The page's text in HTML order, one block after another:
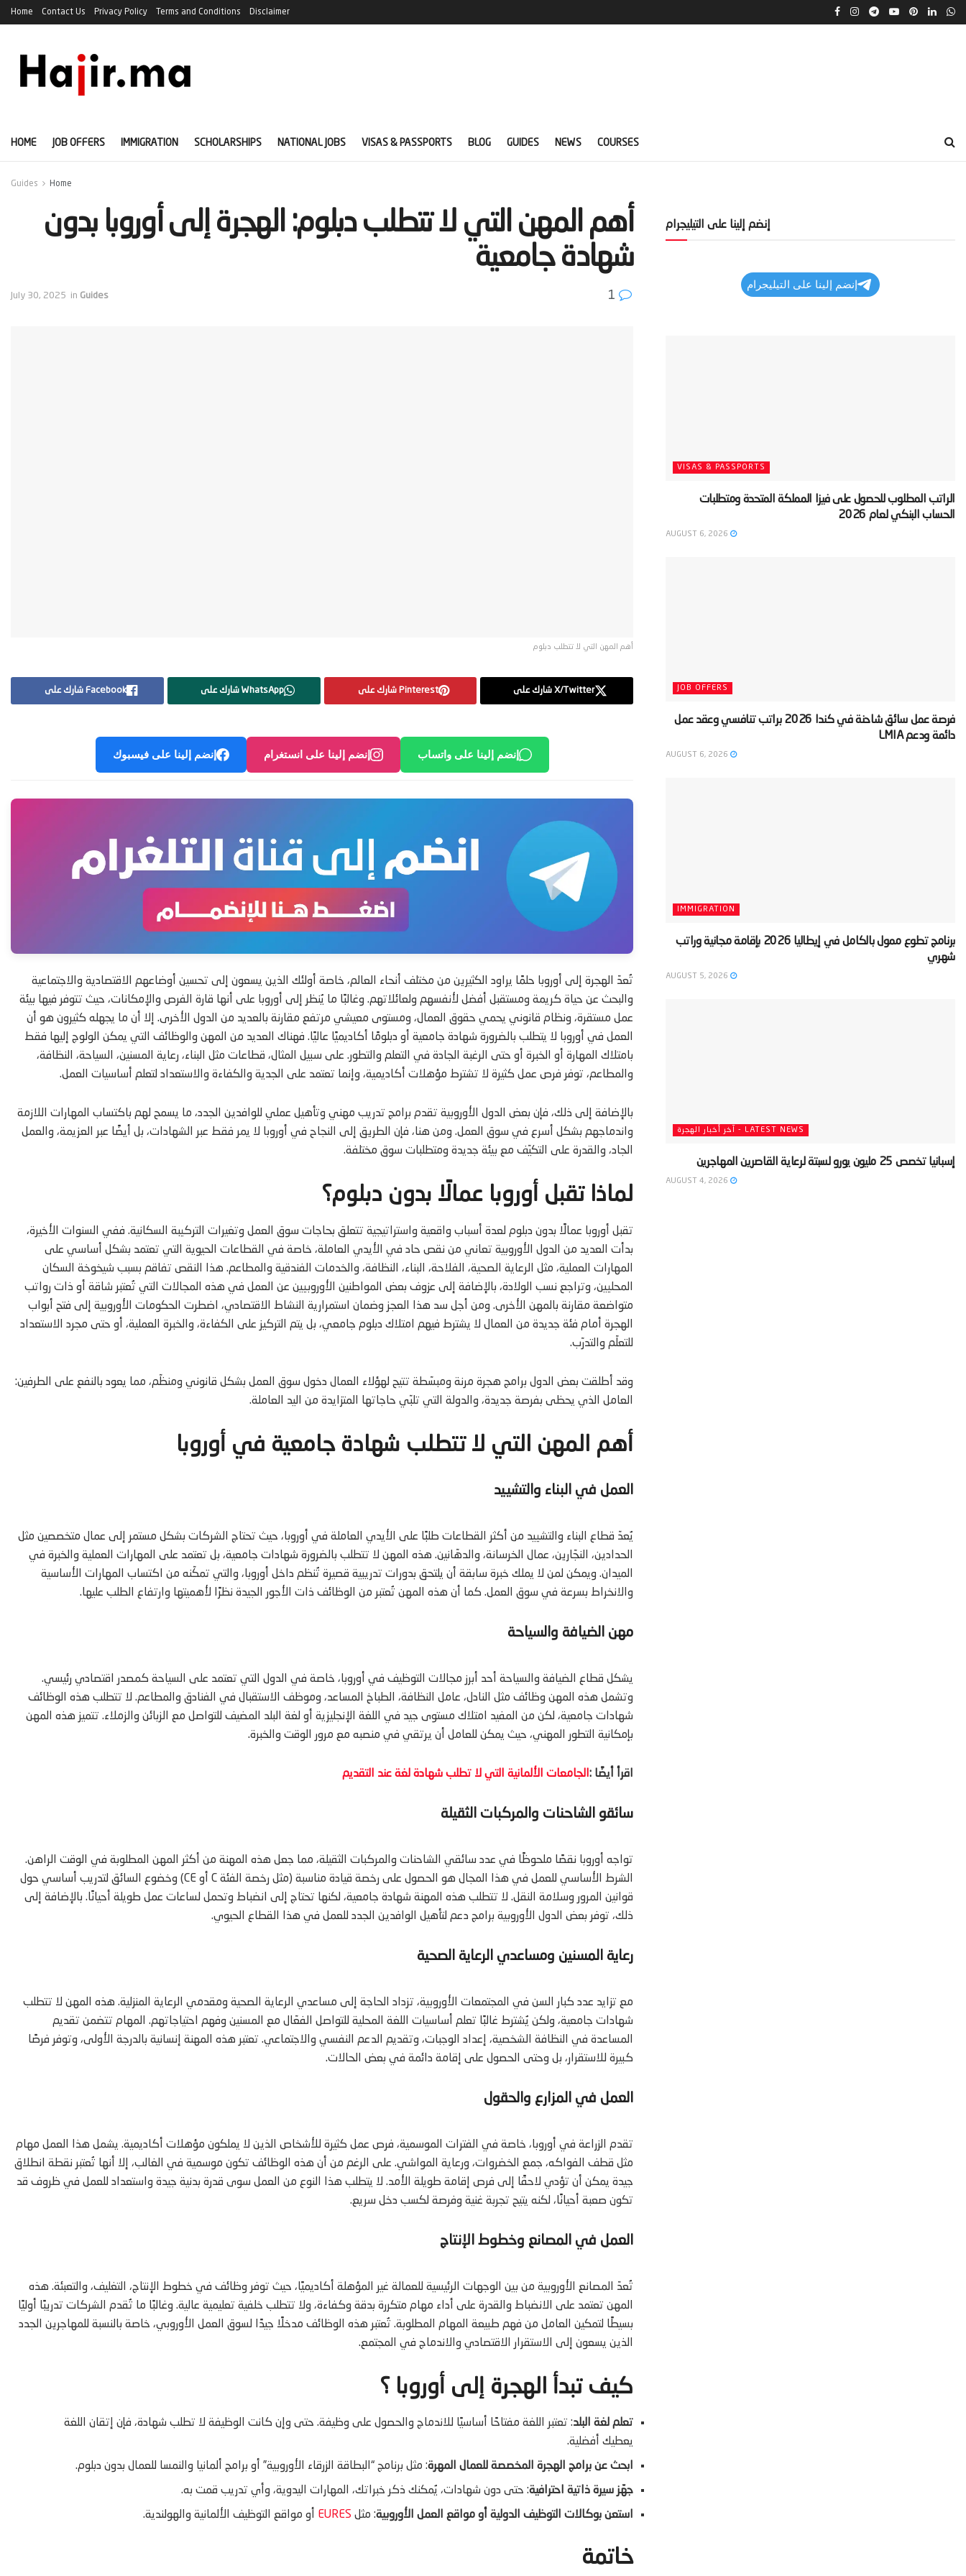
Home Contact Us Privacy Policy Terms and Conditions Disclaimer
HOME JOB OFFERS IMMIGRATION SCHOLARSHIPS NATIONAL JOBS VISAS & PASSPORTS BLOG GUIDES NEWS COURSES
Home
Guides
‫أهم المهن التي لا تتطلب دبلوم: الهجرة إلى أوروبا بدون
شهادة جامعية‬
July 30, 2025 in Guides
أهم المهن التي لا تتطلب دبلوم
Facebook شارك على WhatsApp شارك على Pinterest شارك على X/Twitter شارك على
إنضم إلينا على فيسبوك إنضم إلينا على انستغرام إنضم إلينا على واتساب
تُعدّ الهجرة إلى أوروبا حلمًا يراود الكثيرين من مختلف أنحاء العالم، خاصة أولئك الذين يسعون إلى تحسين أوضاعهم الاقتصادية والاجتماعية
والبحث عن حياة كريمة ومستقبل أفضل لأنفسهم ولعائلاتهم. وغالبًا ما يُنظر إلى أوروبا على أنها قارة الفرص والإمكانات، حيث تتوفر فيها بيئة
عمل مستقرة، ونظام قانوني يحمي حقوق العمال، ومستوى معيشي مرتفع مقارنة بالعديد من الدول الأخرى. إلا أن ما يجهله كثيرون هو أن
العمل في أوروبا لا يتطلب بالضرورة شهادة جامعية أو دبلومًا أكاديميًا عاليًا. فهناك العديد من المهن والوظائف التي يمكن الولوج إليها فقط
بامتلاك المهارة أو الخبرة أو حتى الرغبة الجادة في التعلم والتطور. على سبيل المثال، قطاعات مثل البناء، رعاية المسنين، السياحة، النظافة،
والمطاعم، توفر فرص عمل كثيرة لا تشترط مؤهلات أكاديمية، وإنما تعتمد على الجدية والكفاءة والاستعداد لتعلم أساسيات العمل.
بالإضافة إلى ذلك، فإن بعض الدول الأوروبية تقدم برامج تدريب مهني وتأهيل عملي للوافدين الجدد، ما يسمح لهم باكتساب المهارات اللازمة
واندماجهم بشكل أسرع في سوق العمل. ومن هنا، فإن الطريق إلى النجاح في أوروبا لا يمر فقط عبر الشهادات، بل أيضًا عبر العزيمة، والعمل
الجاد، والقدرة على التكيّف مع بيئة جديدة ومتطلبات سوق مختلفة.
لماذا تقبل أوروبا عمالًا بدون دبلوم؟
تقبل أوروبا عمالًا بدون دبلوم لعدة أسباب واقعية واستراتيجية تتعلق بحاجات سوق العمل وتغيرات التركيبة السكانية. ففي السنوات الأخيرة،
بدأت العديد من الدول الأوروبية تعاني من نقص حاد في الأيدي العاملة، خاصة في القطاعات الحيوية التي تعتمد بشكل أساسي على
المهارات العملية، مثل الرعاية الصحية، الفلاحة، البناء، النظافة، والخدمات الفندقية والمطاعم. هذا النقص تفاقم بسبب شيخوخة السكان
المحليين، وتراجع نسب الولادة، بالإضافة إلى عزوف بعض المواطنين الأوروبيين عن العمل في هذه المجالات التي تُعتبر شاقة أو ذات رواتب
متواضعة مقارنة بالمهن الأخرى. ومن أجل سد هذا العجز وضمان استمرارية النشاط الاقتصادي، اضطرت الحكومات الأوروبية إلى فتح أبواب
الهجرة أمام فئة جديدة من العمال لا يشترط فيهم امتلاك دبلوم جامعي، بل يتم التركيز على الكفاءة، والخبرة العملية، أو حتى مجرد الاستعداد
للتعلّم والتدرّب.
وقد أطلقت بعض الدول برامج هجرة مرنة ومبسّطة تتيح لهؤلاء العمال دخول سوق العمل بشكل قانوني ومنظّم، مما يعود بالنفع على الطرفين:
العامل الذي يحظى بفرصة جديدة، والدولة التي تلبّي حاجاتها المتزايدة من اليد العاملة.
أهم المهن التي لا تتطلب شهادة جامعية في أوروبا
العمل في البناء والتشييد
يُعدّ قطاع البناء والتشييد من أكثر القطاعات طلبًا على الأيدي العاملة في أوروبا، حيث تحتاج الشركات بشكل مستمر إلى عمال متخصصين مثل
الحدادين، النجّارين، عمال الخرسانة، والدهّانين. هذه المهن لا تتطلب بالضرورة شهادات جامعية، بل تعتمد على المهارات العملية والخبرة في
الميدان. ويمكن لمن لا يملك خبرة سابقة أن يلتحق بدورات تدريبية قصيرة تُنظم داخل أوروبا، والتي تمكّنه من اكتساب المهارات الأساسية
والانخراط بسرعة في سوق العمل. كما أن هذه المهن تُعتبر من الوظائف ذات الأجور الجيدة نظرًا لأهميتها وارتفاع الطلب عليها.
مهن الضيافة والسياحة
يشكل قطاع الضيافة والسياحة أحد أبرز مجالات التوظيف في أوروبا، خاصة في الدول التي تعتمد على السياحة كمصدر اقتصادي رئيسي.
وتشمل هذه المهن وظائف مثل النادل، عامل النظافة، الطباخ المساعد، وموظف الاستقبال في الفنادق والمطاعم. لا تتطلب هذه الوظائف
شهادات جامعية، لكن من المفيد امتلاك مستوى جيد في اللغة الإنجليزية أو لغة البلد المضيف للتواصل مع الزبائن والزملاء. تتميز هذه المهن
بإمكانية التطور المهني، حيث يمكن للعامل أن يرتقي في منصبه مع مرور الوقت والخبرة.
اقرأ أيضًا :الجامعات الألمانية التي لا تطلب شهادة لغة عند التقديم
سائقو الشاحنات والمركبات الثقيلة
تواجه أوروبا نقصًا ملحوظًا في عدد سائقي الشاحنات والمركبات الثقيلة، مما جعل هذه المهنة من أكثر المهن المطلوبة في الوقت الراهن.
الشرط الأساسي للعمل في هذا المجال هو الحصول على رخصة قيادة مناسبة (مثل رخصة الفئة C أو CE) وخضوع السائق لتدريب أساسي حول
قوانين المرور وسلامة النقل. لا تتطلب هذه المهنة شهادة جامعية، لكنها تحتاج إلى انضباط وتحمل لساعات عمل طويلة أحيانًا. بالإضافة إلى
ذلك، توفر بعض الدول الأوروبية برامج دعم لتأهيل الوافدين الجدد للعمل في هذا القطاع الحيوي.
رعاية المسنين ومساعدي الرعاية الصحية
مع تزايد عدد كبار السن في المجتمعات الأوروبية، تزداد الحاجة إلى مساعدي الرعاية الصحية ومقدمي الرعاية المنزلية. هذه المهن لا تتطلب
شهادات جامعية، ولكن يُشترط غالبًا تعلم أساسيات اللغة المحلية للتواصل الفعّال مع المسنين وفهم احتياجاتهم. المهام تتضمن تقديم
المساعدة في النظافة الشخصية، إعداد الوجبات، وتقديم الدعم النفسي والاجتماعي. تعتبر هذه المهنة إنسانية بالدرجة الأولى، وتوفر فرصًا
كبيرة للاستقرار، بل وحتى الحصول على إقامة دائمة في بعض الحالات.
العمل في المزارع والحقول
تقدم الزراعة في أوروبا، خاصة في الفترات الموسمية، فرص عمل كثيرة للأشخاص الذين لا يملكون مؤهلات أكاديمية. يشمل هذا العمل مهام
مثل قطف الفواكه، جمع الخضروات، ورعاية المواشي. على الرغم من أن هذه الوظائف تكون موسمية في الغالب، إلا أنها تُعتبر نقطة انطلاق
جيدة يمكن أن تؤدي لاحقًا إلى فرص إقامة طويلة الأمد. لا يتطلب هذا النوع من العمل سوى قدرة بدنية جيدة واستعداد للعمل في ظروف قد
تكون صعبة أحيانًا، لكنه يتيح تجربة غنية وفرصة لكسب دخل سريع.
العمل في المصانع وخطوط الإنتاج
تُعدّ المصانع الأوروبية من بين الوجهات الرئيسية للعمالة غير المؤهلة أكاديميًا، حيث توفر وظائف في خطوط الإنتاج، التغليف، والتعبئة. هذه
المهن تعتمد على الانضباط والقدرة على أداء مهام متكررة بدقة وكفاءة، ولا تتطلب خلفية تعليمية عالية. وغالبًا ما تُقدم الشركات تدريبًا أوليًا
بسيطًا لتمكين العامل من فهم طبيعة المهام المطلوبة. تُعتبر هذه الوظائف مدخلًا جيدًا لسوق العمل الأوروبي، خاصة بالنسبة للمهاجرين الجدد
الذين يسعون إلى الاستقرار الاقتصادي والاندماج في المجتمع.
كيف تبدأ الهجرة إلى أوروبا ؟
تعلم لغة البلد: تعتبر اللغة مفتاحًا أساسيًا للاندماج والحصول على وظيفة. حتى وإن كانت الوظيفة لا تطلب شهادة، فإن إتقان اللغة
يعطيك أفضلية.
ابحث عن برامج الهجرة المخصصة للعمال المهرة: مثل برنامج “البطاقة الزرقاء الأوروبية” أو برامج ألمانيا والنمسا للعمال بدون دبلوم.
جهّز سيرة ذاتية احترافية: حتى دون شهادات، يُمكنك ذكر خبراتك، المهارات اليدوية، وأي تدريب قمت به.
استعن بوكالات التوظيف الدولية أو مواقع العمل الأوروبية: مثل EURES أو مواقع التوظيف الألمانية والهولندية.
خاتمة
إنضم إلينا على التيليجرام
إنضم إلينا على التيليجرام
VISAS & PASSPORTS
‫الراتب المطلوب للحصول على فيزا المملكة المتحدة ومتطلبات
الحساب البنكي لعام 2026‬
JOB OFFERS
‫فرصة عمل سائق شاحنة في كندا 2026 براتب تنافسي وعقد عمل
دائمة ودعم LMIA‬
IMMIGRATION
‫برنامج تطوع ممول بالكامل في إيطاليا 2026 بإقامة مجانية وراتب
شهري‬
LATEST NEWS - آخر أخبار الهجرة
‫إسبانيا تخصص 25 مليون يورو لسبتة لرعاية القاصرين المهاجرين‬